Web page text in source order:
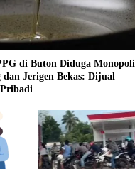
di Buton Diduga Monopoli
Jerigen Bekas: Dijual